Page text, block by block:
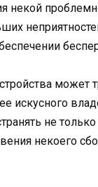
может
искусного
не
некоего